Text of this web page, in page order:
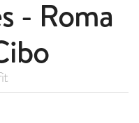
- Roma